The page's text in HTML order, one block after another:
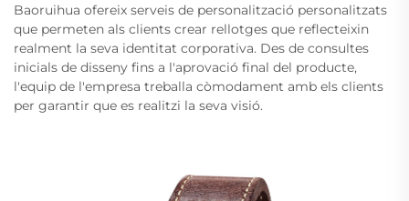
Baoruihua ofereix serveis de personalització personalitzats
que permeten als clients crear rellotges que reflecteixin
realment la seva identitat corporativa. Des de consultes
inicials de disseny fins a l'aprovació final del producte,
l'equip de l'empresa treballa còmodament amb els clients
per garantir que es realitzi la seva visió.